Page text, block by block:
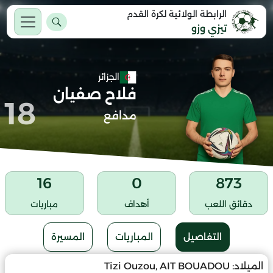
الرابطة الولائية لكرة القدم
تيزي وزو
الجزائر
فلاح صفيان
مدافع 18
873
دقائق اللعب
0
أهداف
16
مباريات
التفاصيل المباريات المسيرة
الميلاد: Tizi Ouzou, AIT BOUADOU